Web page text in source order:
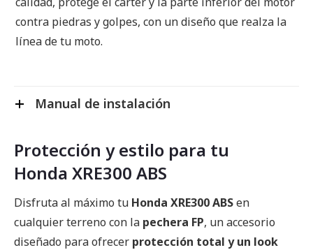
contra piedras y golpes, con un diseño que realza la
línea de tu moto.
Manual de instalación
Protección y estilo para tu
Honda XRE300 ABS
Disfruta al máximo tu Honda XRE300 ABSen
cualquier terreno con la pechera FP, un accesorio
diseñado para ofrecer protección total y un look